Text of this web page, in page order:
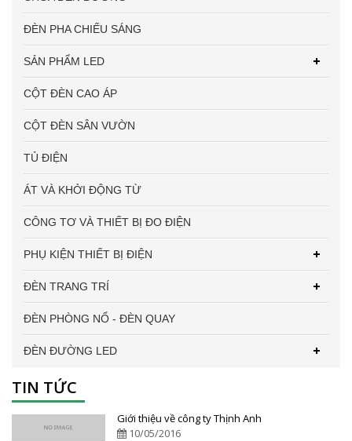
ĐÈN PHA CHIẾU SÁNG
SẢN PHẨM LED
CỘT ĐÈN CAO ÁP
CỘT ĐÈN SÂN VƯỜN
TỦ ĐIỆN
ÁT VÀ KHỞI ĐỘNG TỪ
CÔNG TƠ VÀ THIẾT BỊ ĐO ĐIỆN
PHỤ KIỆN THIẾT BỊ ĐIỆN
ĐÈN TRANG TRÍ
ĐÈN PHÒNG NỔ - ĐÈN QUAY
ĐÈN ĐƯỜNG LED
TIN TỨC
Giới thiệu về công ty Thịnh Anh
10/05/2016